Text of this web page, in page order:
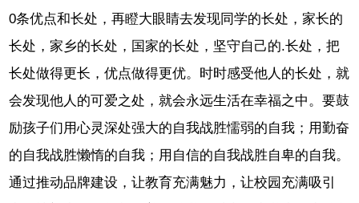
0条优点和长处，再瞪大眼睛去发现同学的长处，家长的
长处，家乡的长处，国家的长处，坚守自己的.长处，把
长处做得更长，优点做得更优。时时感受他人的长处，就
会发现他人的可爱之处，就会永远生活在幸福之中。要鼓
励孩子们用心灵深处强大的自我战胜懦弱的自我；用勤奋
的自我战胜懒惰的自我；用自信的自我战胜自卑的自我。
通过推动品牌建设，让教育充满魅力，让校园充满吸引